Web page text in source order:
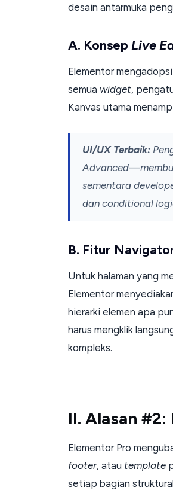
desain antarmuka
A. Konsep Live
Elementor
semua widget,
Kanvas utama
UI/UX Terbaik:
Advanced
sementara
dan conditional
B. Fitur
Untuk halaman yang
Elementor
hierarki elemen apa
harus mengklik
kompleks.
II. Alasan
Elementor Pro
footer, atau template
setiap bagian